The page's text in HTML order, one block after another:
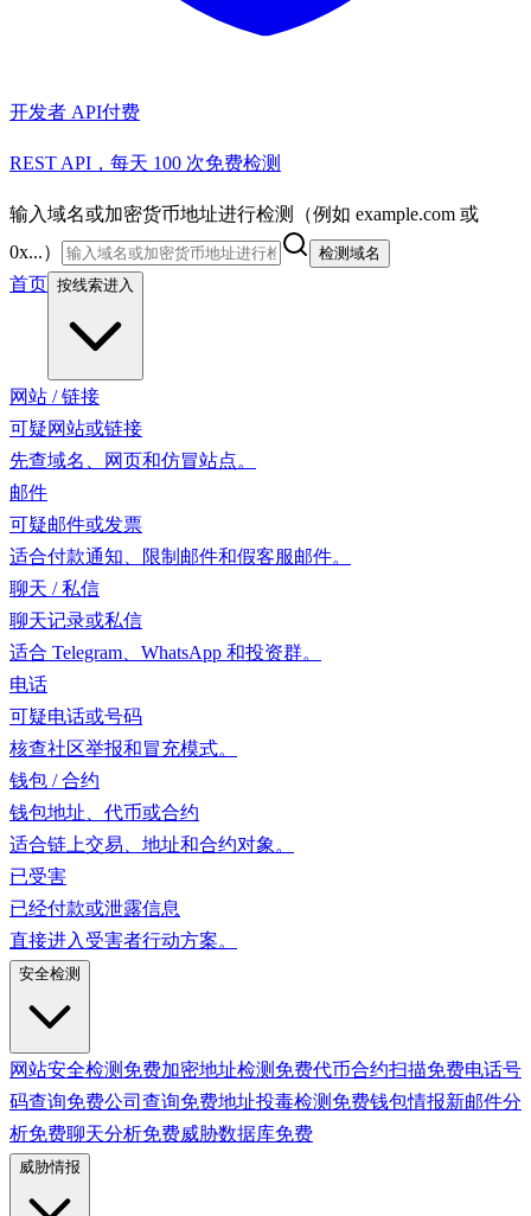
开发者 API付费
REST API，每天 100 次免费检测
输入域名或加密货币地址进行检测（例如 example.com 或
0x...）
检测域名
首页 按线索进入
网站 / 链接
可疑网站或链接
先查域名、网页和仿冒站点。
邮件
可疑邮件或发票
适合付款通知、限制邮件和假客服邮件。
聊天 / 私信
聊天记录或私信
适合 Telegram、WhatsApp 和投资群。
电话
可疑电话或号码
核查社区举报和冒充模式。
钱包 / 合约
钱包地址、代币或合约
适合链上交易、地址和合约对象。
已受害
已经付款或泄露信息
直接进入受害者行动方案。
安全检测
网站安全检测 免费加密地址检测 免费代币合约扫描免费电话号
码查询免费公司查询免费地址投毒检测 免费钱包情报新邮件分
析免费聊天分析免费威胁数据库免费
威胁情报